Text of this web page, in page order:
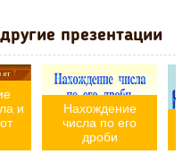
презентации
и
Нахождение
числа по его
дроби